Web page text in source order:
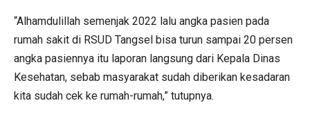
“Alhamdulillah semenjak 2022 lalu angka pasien pada
rumah sakit di RSUD Tangsel bisa turun sampai 20 persen
angka pasiennya itu laporan langsung dari Kepala Dinas
Kesehatan, sebab masyarakat sudah diberikan kesadaran
kita sudah cek ke rumah-rumah,” tutupnya.